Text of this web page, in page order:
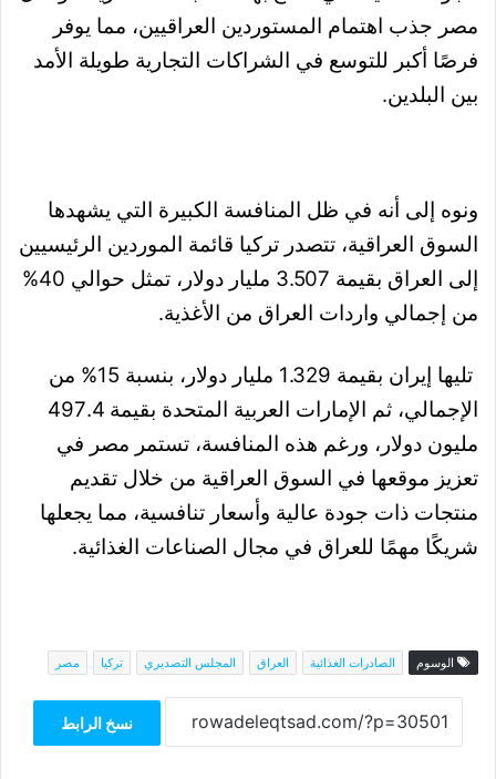
مصر جذب اهتمام المستوردين العراقيين، مما يوفر
فرصًا أكبر للتوسع في الشراكات التجارية طويلة الأمد
بين البلدين.
ونوه إلى أنه في ظل المنافسة الكبيرة التي يشهدها
السوق العراقية، تتصدر تركيا قائمة الموردين الرئيسيين
إلى العراق بقيمة 3.507 مليار دولار، تمثل حوالي 40%
من إجمالي واردات العراق من الأغذية.
تليها إيران بقيمة 1.329 مليار دولار، بنسبة 15% من
الإجمالي، ثم الإمارات العربية المتحدة بقيمة 497.4
مليون دولار، ورغم هذه المنافسة، تستمر مصر في
تعزيز موقعها في السوق العراقية من خلال تقديم
منتجات ذات جودة عالية وأسعار تنافسية، مما يجعلها
شريكًا مهمًا للعراق في مجال الصناعات الغذائية.
الوسوم الصادرات الغذائية العراق المجلس التصديري تركيا مصر
نسخ الرابط